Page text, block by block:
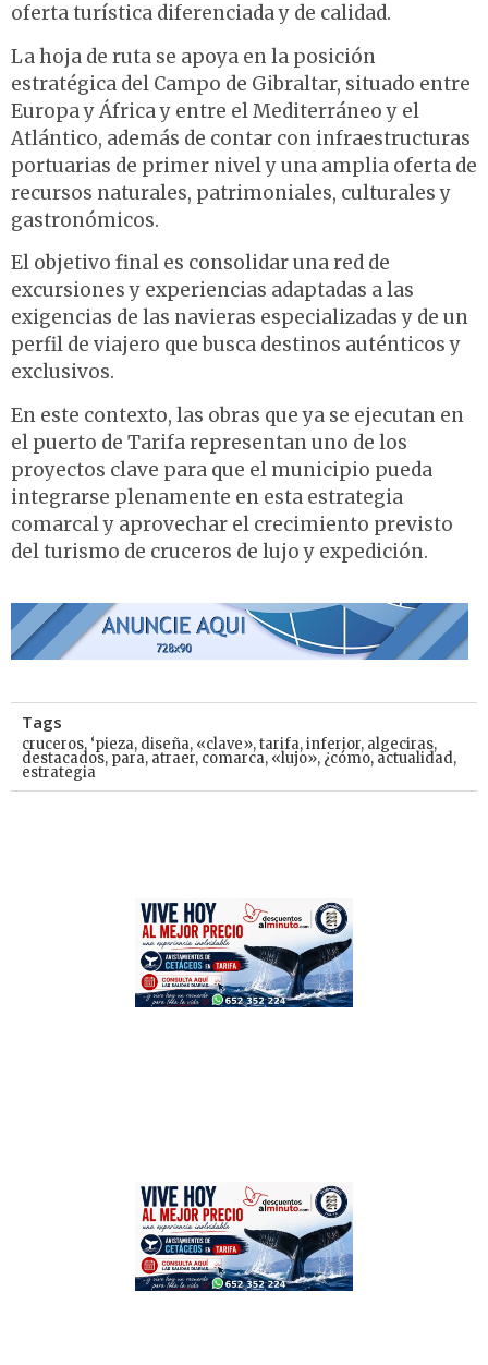
oferta turística diferenciada y de calidad.
La hoja de ruta se apoya en la posición
estratégica del Campo de Gibraltar, situado entre
Europa y África y entre el Mediterráneo y el
Atlántico, además de contar con infraestructuras
portuarias de primer nivel y una amplia oferta de
recursos naturales, patrimoniales, culturales y
gastronómicos.
El objetivo final es consolidar una red de
excursiones y experiencias adaptadas a las
exigencias de las navieras especializadas y de un
perfil de viajero que busca destinos auténticos y
exclusivos.
En este contexto, las obras que ya se ejecutan en
el puerto de Tarifa representan uno de los
proyectos clave para que el municipio pueda
integrarse plenamente en esta estrategia
comarcal y aprovechar el crecimiento previsto
del turismo de cruceros de lujo y expedición.
Tags
cruceros, ‘pieza, diseña, «clave»,tarifa,inferior, algeciras,
destacados, para, atraer, comarca, «lujo», ¿cómo, actualidad,
estrategia